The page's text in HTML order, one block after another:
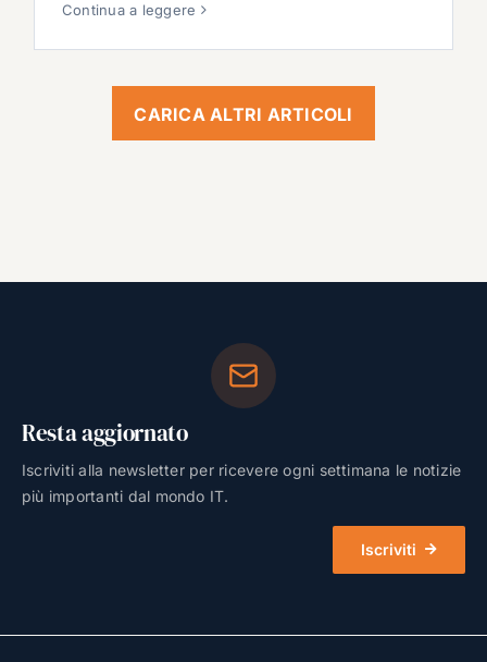
Continua a leggere
CARICA ALTRI ARTICOLI
Resta aggiornato
Iscriviti alla newsletter per ricevere ogni settimana le notizie
più importanti dal mondo IT.
Iscriviti